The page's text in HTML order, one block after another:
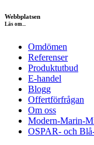
Webbplatsen
Läs om...
Omdömen
Referenser
Produktutbud
E-handel
Blogg
Offertförfrågan
Om oss
Modern-Marin-
OSPAR- och